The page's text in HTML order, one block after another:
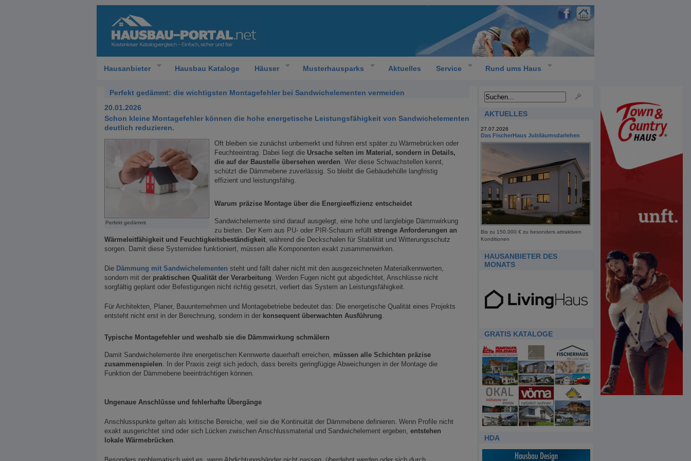
Hausanbieter Hausbau Kataloge Häuser Musterhausparks Aktuelles Service Rund ums Haus
Perfekt gedämmt: die wichtigsten Montagefehler bei Sandwichelementen vermeiden
20.01.2026
Schon kleine Montagefehler können die hohe energetische Leistungsfähigkeit von Sandwichelementen
deutlich reduzieren.
Perfekt gedämmt
Oft bleiben sie zunächst unbemerkt und führen erst später zu Wärmebrücken oder
Feuchteeintrag. Dabei liegt die Ursache selten im Material, sondern in Details,
die auf der Baustelle übersehen werden. Wer diese Schwachstellen kennt,
schützt die Dämmebene zuverlässig. So bleibt die Gebäudehülle langfristig
effizient und leistungsfähig.
Warum präzise Montage über die Energieeffizienz entscheidet
Sandwichelemente sind darauf ausgelegt, eine hohe und langlebige Dämmwirkung
zu bieten. Der Kern aus PU- oder PIR-Schaum erfüllt strenge Anforderungen an
Wärmeleitfähigkeit und Feuchtigkeitsbeständigkeit, während die Deckschalen für Stabilität und Witterungsschutz
sorgen. Damit diese Systemidee funktioniert, müssen alle Komponenten exakt zusammenwirken.
Die Dämmung mit Sandwichelementen steht und fällt daher nicht mit den ausgezeichneten Materialkennwerten,
sondern mit der praktischen Qualität der Verarbeitung. Werden Fugen nicht gut abgedichtet, Anschlüsse nicht
sorgfältig geplant oder Befestigungen nicht richtig gesetzt, verliert das System an Leistungsfähigkeit.
Für Architekten, Planer, Bauunternehmen und Montagebetriebe bedeutet das: Die energetische Qualität eines Projekts
entsteht nicht erst in der Berechnung, sondern in der konsequent überwachten Ausführung.
Typische Montagefehler und weshalb sie die Dämmwirkung schmälern
Damit Sandwichelemente ihre energetischen Kennwerte dauerhaft erreichen, müssen alle Schichten präzise
zusammenspielen. In der Praxis zeigt sich jedoch, dass bereits geringfügige Abweichungen in der Montage die
Funktion der Dämmebene beeinträchtigen können.
Ungenaue Anschlüsse und fehlerhafte Übergänge
Anschlusspunkte gelten als kritische Bereiche, weil sie die Kontinuität der Dämmebene definieren. Wenn Profile nicht
exakt ausgerichtet sind oder sich Lücken zwischen Anschlussmaterial und Sandwichelement ergeben, entstehen
lokale Wärmebrücken.
AKTUELLES
27.07.2026
Das FischerHaus Jubiläumsdarlehen
Bis zu 150.000 € zu besonders attraktiven
Konditionen
HAUSANBIETER DES
MONATS
GRATIS KATALOGE
HDA